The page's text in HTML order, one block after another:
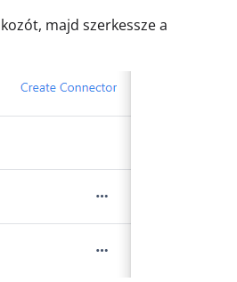
majd szerkessze a